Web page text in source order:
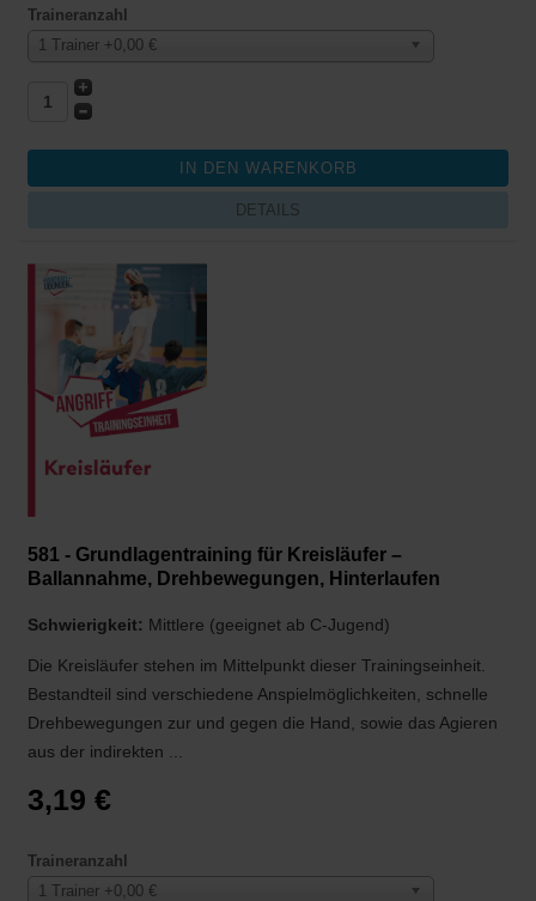
Traineranzahl
1 Trainer +0,00 €
DETAILS
581 - Grundlagentraining für Kreisläufer –
Ballannahme, Drehbewegungen, Hinterlaufen
Schwierigkeit: Mittlere (geeignet ab C-Jugend)
Die Kreisläufer stehen im Mittelpunkt dieser Trainingseinheit.
Bestandteil sind verschiedene Anspielmöglichkeiten, schnelle
Drehbewegungen zur und gegen die Hand, sowie das Agieren
aus der indirekten ...
3,19 €
Traineranzahl
1 Trainer +0,00 €